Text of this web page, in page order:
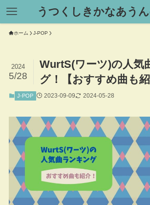
うつくしきかなあう
ホーム J-POP
WurtS(ワーツ)の人気
グ！【おすすめ曲も紹
2024
5/28
J-POP 2023-09-09 2024-05-28